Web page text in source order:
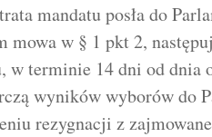
mandatu posła do
mowa w § 1 pkt 2,
w terminie 14 dni od dnia
wyników wyborów do
rezygnacji z